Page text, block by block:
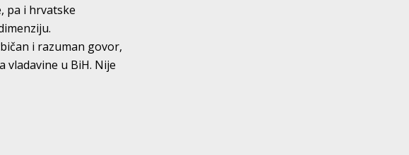
pa i hrvatske
i razuman govor,
u BiH. Nije